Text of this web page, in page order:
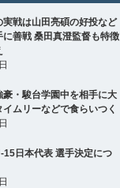
実戦は山田亮碩の好投など
に善戦 桑田真澄監督も特徴
豪・駿台学園中を相手に大
ムリーなどで食らいつく
15日本代表 選手決定につ